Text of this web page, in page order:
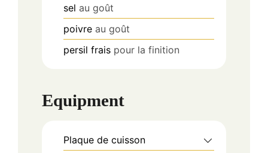
sel au goût
poivre au goût
persil frais pour la finition
Equipment
Plaque de cuisson